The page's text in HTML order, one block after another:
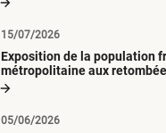
Exposition de la population
métropolitaine aux
radioactives depuis 1945
15/07/2026
05/06/2026